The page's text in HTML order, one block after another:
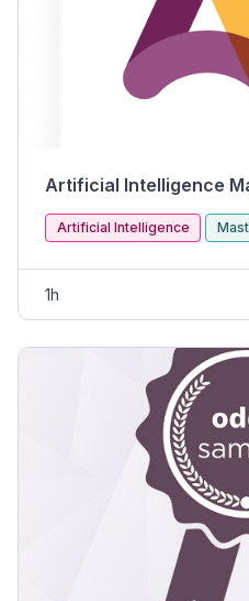
Artificial Intelligence
Artificial Intelligence
1h